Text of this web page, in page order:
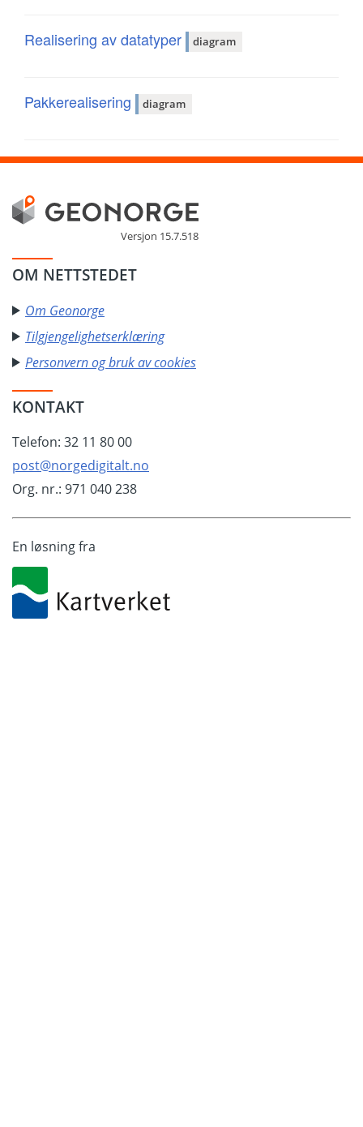
Realisering av datatyper diagram
Pakkerealisering diagram